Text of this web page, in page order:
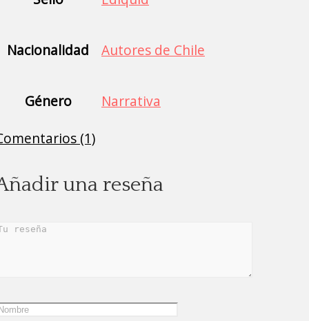
Nacionalidad Autores de Chile
Género
Narrativa
(1)
una reseña